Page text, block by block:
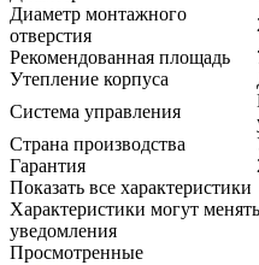
Диаметр монтажного
отверстия
Рекомендованная площадь
Утепление корпуса
Система управления
Страна производства
Гарантия
Показать все характеристики
Характеристики могут
уведомления
Просмотренные